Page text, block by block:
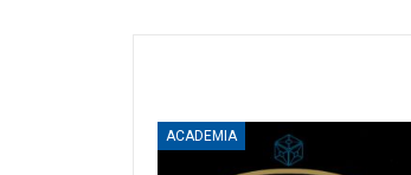
ACADEMIA